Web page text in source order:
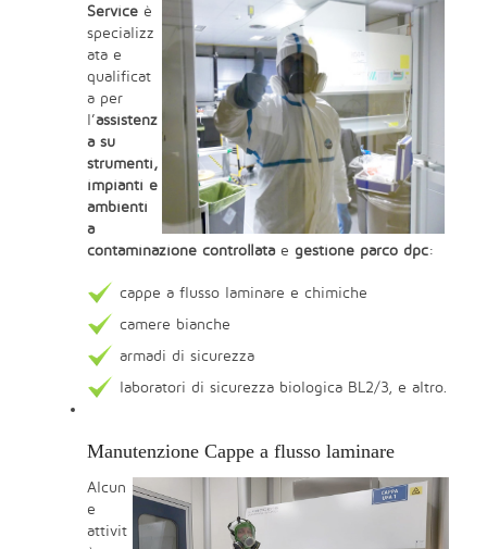
Service è
specializz
ata e
qualificat
a per
l’assistenz
a su
strumenti,
impianti e
ambienti
a
contaminazione controllatae gestione parco dpc:
cappe a flusso laminare e chimiche
camere bianche
armadi di sicurezza
laboratori di sicurezza biologica BL2/3, e altro.
Manutenzione Cappe a flusso laminare
Alcun
e
attivit